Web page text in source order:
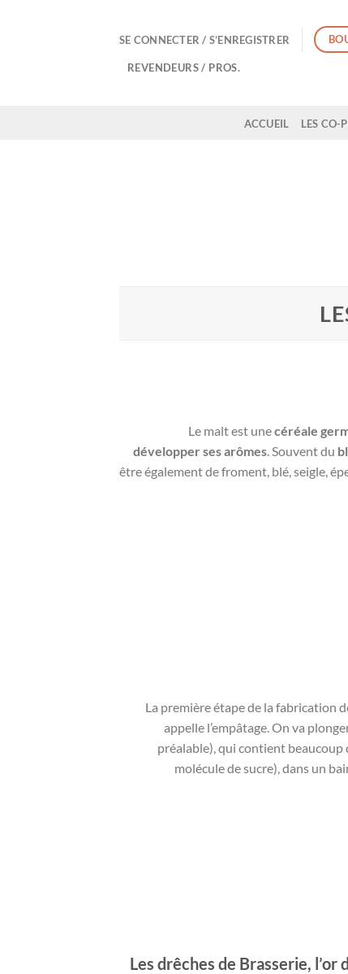
SE CONNECTER / S’ENREGISTRER
REVENDEURS / PROS.
ACCUEIL LES CO-
Le malt est unecéréale
développer ses arômes. Souvent du
être également de froment, blé, seigle,
La première étape de la fabrication
appelle l’empâtage. On va
préalable), qui contient beaucoup
molécule de sucre), dans un
Les drêches de Brasserie, l’or